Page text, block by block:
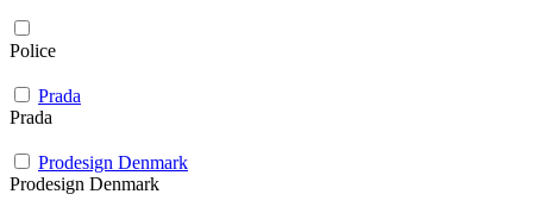
Police
Prada
Prada
Prodesign Denmark
Prodesign Denmark